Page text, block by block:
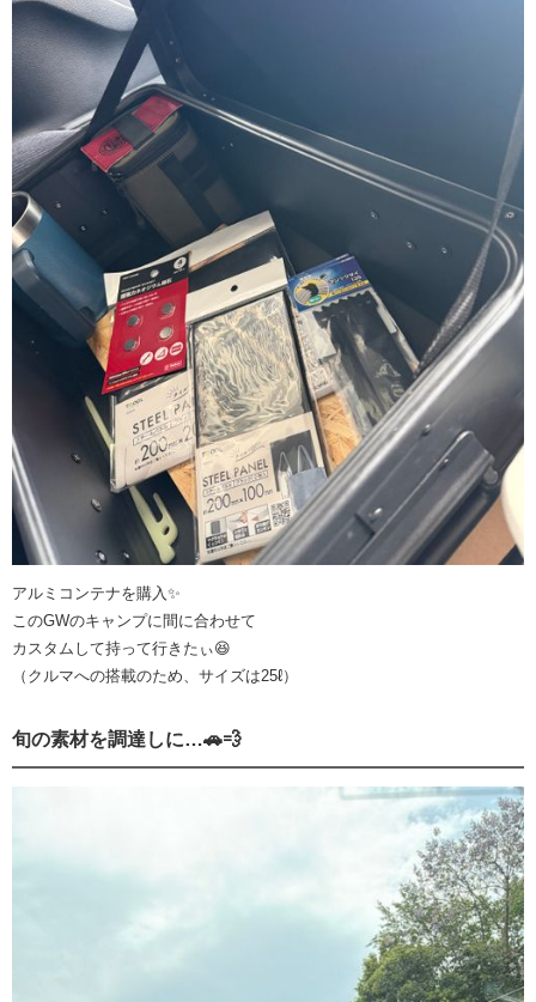
アルミコンテナを購入✨
このGWのキャンプに間に合わせて
カスタムして持って行きたぃ😆
（クルマへの搭載のため、サイズは25ℓ）
旬の素材を調達しに…🚗💨